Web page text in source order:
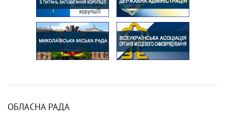
ОБЛАСНА РАДА